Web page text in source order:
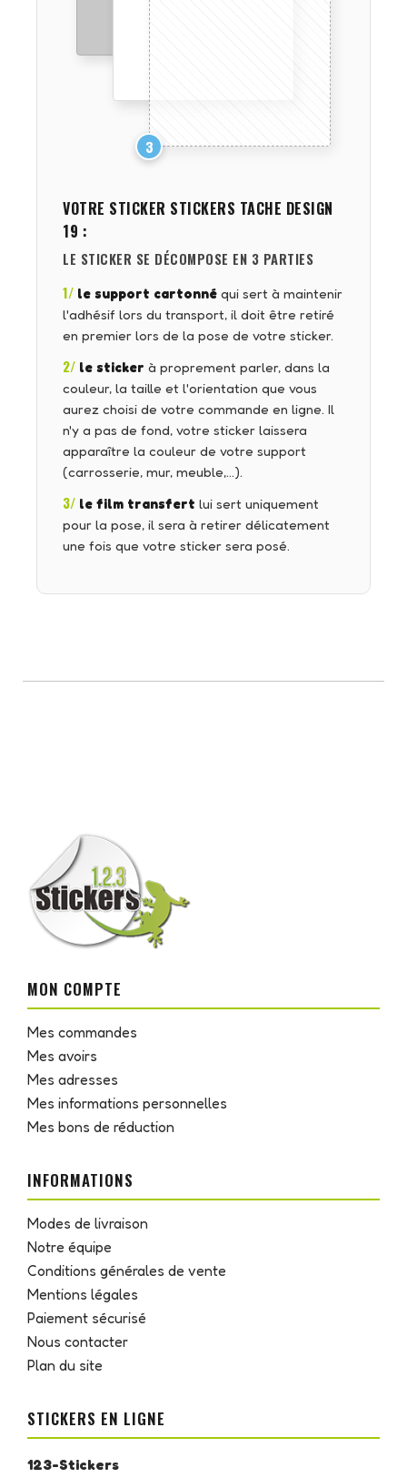
3
VOTRE STICKER STICKERS TACHE DESIGN
19 :
LE STICKER SE DÉCOMPOSE EN 3 PARTIES
1/ le support cartonné qui sert à maintenir
l'adhésif lors du transport, il doit être retiré
en premier lors de la pose de votre sticker.
2/ le sticker à proprement parler, dans la
couleur, la taille et l'orientation que vous
aurez choisi de votre commande en ligne. Il
n'y a pas de fond, votre sticker laissera
apparaître la couleur de votre support
(carrosserie, mur, meuble,…).
3/ le film transfert lui sert uniquement
pour la pose, il sera à retirer délicatement
une fois que votre sticker sera posé.
MON COMPTE
Mes commandes
Mes avoirs
Mes adresses
Mes informations personnelles
Mes bons de réduction
INFORMATIONS
Modes de livraison
Notre équipe
Conditions générales de vente
Mentions légales
Paiement sécurisé
Nous contacter
Plan du site
STICKERS EN LIGNE
123-Stickers